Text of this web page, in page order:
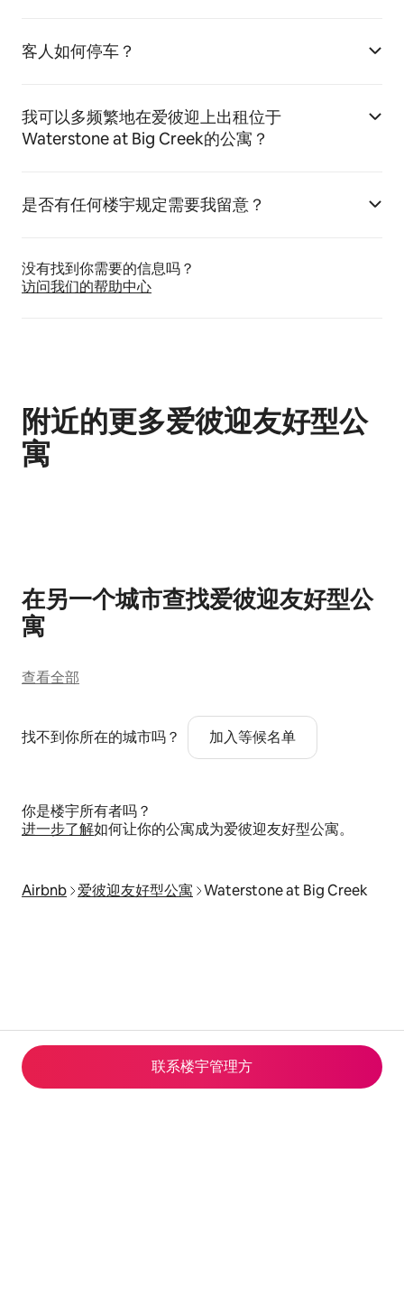
联系楼宇管理方
客人如何停车？
我可以多频繁地在爱彼迎上出租位于
Waterstone at Big Creek的公寓？
是否有任何楼宇规定需要我留意？
没有找到你需要的信息吗？
访问我们的帮助中心
附近的更多爱彼迎友好型公
寓
在另一个城市查找爱彼迎友好型公
寓
查看全部
找不到你所在的城市吗？ 加入等候名单
你是楼宇所有者吗？
进一步了解如何让你的公寓成为爱彼迎友好型公寓。
Airbnb 爱彼迎友好型公寓 Waterstone at Big Creek